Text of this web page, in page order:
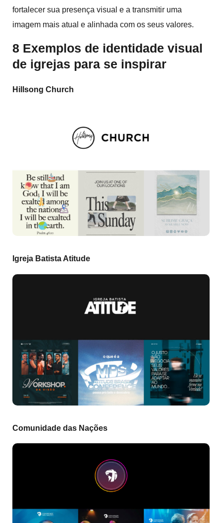
fortalecer sua presença visual e a transmitir uma
imagem mais atual e alinhada com os seus valores.
8 Exemplos de identidade visual
de igrejas para se inspirar
Hillsong Church
Igreja Batista Atitude
Comunidade das Nações